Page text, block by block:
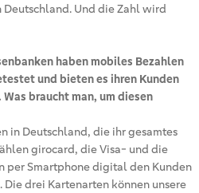
Und die Zahl wird
haben mobiles Bezahlen
und bieten es ihren Kunden
braucht man, um diesen
in Deutschland, die ihr gesamtes
girocard, die Visa- und die
per Smartphone digital den Kunden
drei Kartenarten können unsere